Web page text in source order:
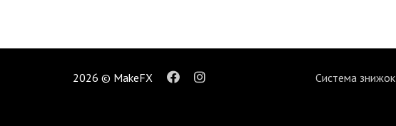
2026 © MakeFX Система знижок